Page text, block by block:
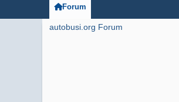
Forum
autobusi.org Forum